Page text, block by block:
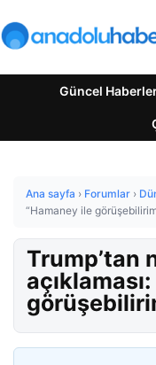
Güncel
Ana sayfa › Forumlar ›
“Hamaney ile
Trump’tan